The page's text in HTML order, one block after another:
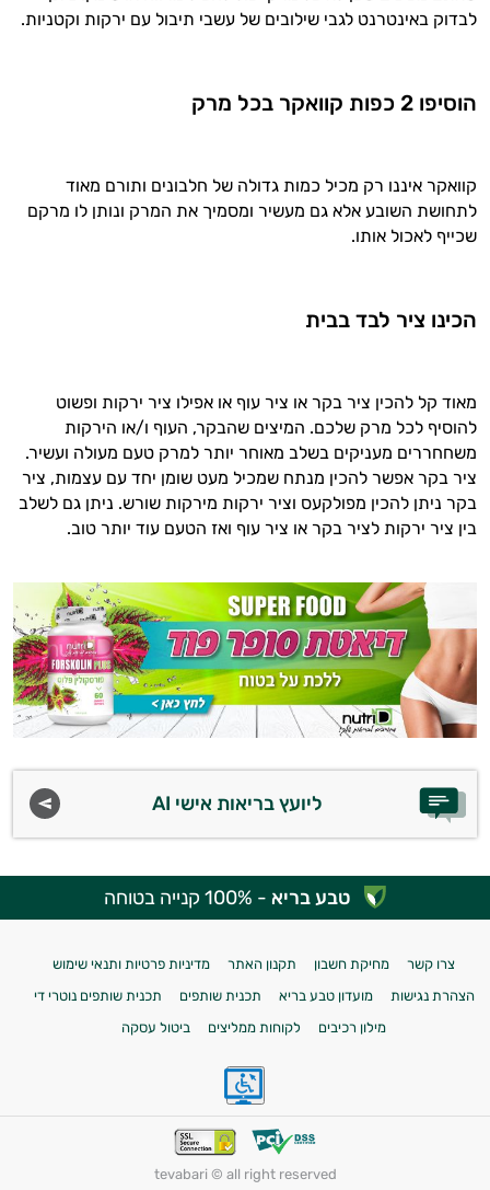
לבדוק באינטרנט לגבי שילובים של עשבי תיבול עם ירקות וקטניות.
הוסיפו 2 כפות קוואקר בכל מרק
קוואקר איננו רק מכיל כמות גדולה של חלבונים ותורם מאוד
לתחושת השובע אלא גם מעשיר ומסמיך את המרק ונותן לו מרקם
שכייף לאכול אותו.
הכינו ציר לבד בבית
מאוד קל להכין ציר בקר או ציר עוף או אפילו ציר ירקות ופשוט
להוסיף לכל מרק שלכם. המיצים שהבקר, העוף ו/או הירקות
משחחררים מעניקים בשלב מאוחר יותר למרק טעם מעולה ועשיר.
ציר בקר אפשר להכין מנתח שמכיל מעט שומן יחד עם עצמות, ציר
בקר ניתן להכין מפולקעס וציר ירקות מירקות שורש. ניתן גם לשלב
בין ציר ירקות לציר בקר או ציר עוף ואז הטעם עוד יותר טוב.
ליועץ בריאות אישי AI
טבע בריא - 100% קנייה בטוחה
צרו קשר מחיקת חשבון תקנון האתר
מדיניות פרטיות ותנאי שימוש
הצהרת נגישות
מועדון טבע בריא תכנית שותפים
תכנית שותפים נוטרי די
מילון רכיבים
לקוחות ממליצים ביטול עסקה
tevabari © all right reserved